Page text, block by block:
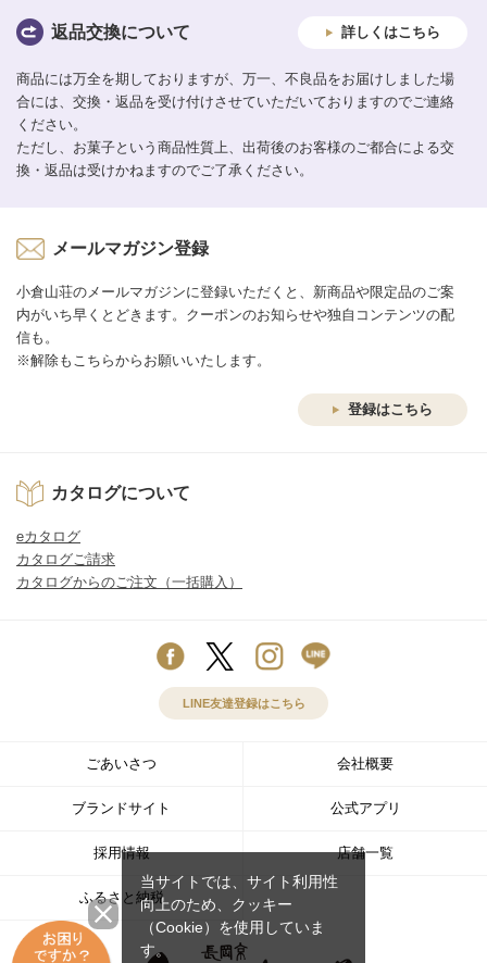
返品交換について 詳しくはこちら
商品には万全を期しておりますが、万一、不良品をお届けしました場
合には、交換・返品を受け付けさせていただいておりますのでご連絡
ください。
ただし、お菓子という商品性質上、出荷後のお客様のご都合による交
換・返品は受けかねますのでご了承ください。
メールマガジン登録
小倉山荘のメールマガジンに登録いただくと、新商品や限定品のご案
内がいち早くとどきます。クーポンのお知らせや独自コンテンツの配
信も。
※解除もこちらからお願いいたします。
登録はこちら
カタログについて
eカタログ
カタログご請求
カタログからのご注文（一括購入）
LINE友達登録はこちら
ごあいさつ 会社概要
ブランドサイト 公式アプリ
採用情報 店舗一覧
ふるさと納税
当サイトでは、サイト利用性
向上のため、クッキー
（Cookie）を使用していま
す。